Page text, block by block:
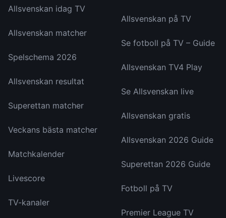
Allsvenskan idag TV
Allsvenskan matcher
Spelschema 2026
Allsvenskan resultat
Superettan matcher
Veckans bästa matcher
Matchkalender
Livescore
TV-kanaler
Allsvenskan på TV
Se fotboll på TV – Guide
Allsvenskan TV4 Play
Se Allsvenskan live
Allsvenskan gratis
Allsvenskan 2026 Guide
Superettan 2026 Guide
Fotboll på TV
Premier League TV